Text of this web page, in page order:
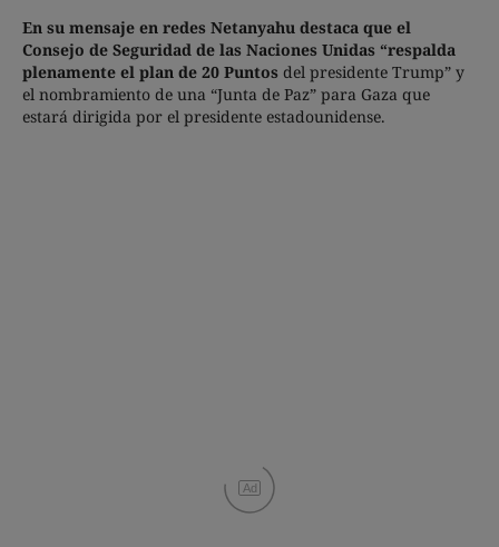
En su mensaje en redes Netanyahu destaca que el
Consejo de Seguridad de las Naciones Unidas “respalda
plenamente el plan de 20 Puntos del presidente Trump” y
el nombramiento de una “Junta de Paz” para Gaza que
estará dirigida por el presidente estadounidense.
Ad